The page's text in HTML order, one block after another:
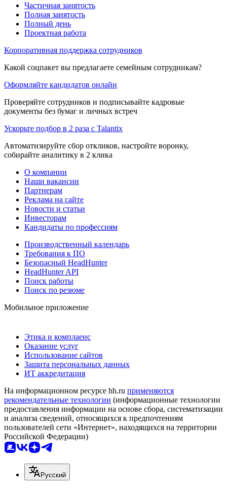
Частичная занятость
Полная занятость
Полный день
Проектная работа
Корпоративная поддержка сотрудников
Какой соцпакет вы предлагаете семейным сотрудникам?
Оформляйте кандидатов онлайн
Проверяйте сотрудников и подписывайте кадровые
документы без бумаг и личных встреч
Ускорьте подбор в 2 раза с Talantix
Автоматизируйте сбор откликов, настройте воронку,
собирайте аналитику в 2 клика
О компании
Наши вакансии
Партнерам
Реклама на сайте
Новости и статьи
Инвесторам
Кандидаты по профессиям
Производственный календарь
Требования к ПО
Безопасный HeadHunter
HeadHunter API
Поиск работы
Поиск по резюме
Мобильное приложение
Этика и комплаенс
Оказание услуг
Использование сайтов
Защита персональных данных
ИТ аккредитация
На информационном ресурсе hh.ru применяются
рекомендательные технологии (информационные технологии
предоставления информации на основе сбора, систематизации
и анализа сведений, относящихся к предпочтениям
пользователей сети «Интернет», находящихся на территории
Российской Федерации)
Русский